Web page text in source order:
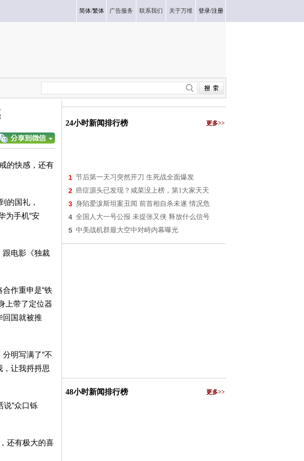
简体/繁体 广告服务 联系我们 关于万维 登录/注册
的快感，还有
的国礼，
为手机“安
跟电影《独裁
作重申是“铁
上带了定位器
回国就被推
明写满了“不
，让我捋捋思
说“众口铄
还有极大的喜
24小时新闻排行榜 更多>>
1 节后第一天习突然开刀 生死战全面爆发
2 癌症源头已发现？咸菜没上榜，第1大家天天
3 身陷爱泼斯坦案丑闻 前首相自杀未遂 情况危
4 全国人大一号公报 未提张又侠 释放什么信号
5 中美战机群最大空中对峙内幕曝光
48小时新闻排行榜 更多>>